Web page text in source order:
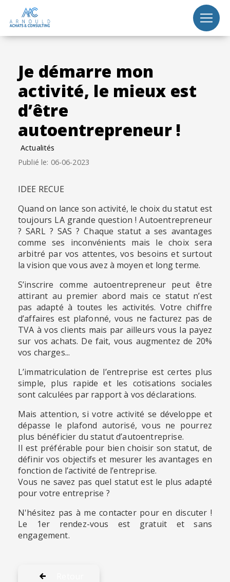
Je démarre mon
activité, le mieux est
d’être
autoentrepreneur !
Actualités
Publié le: 06-06-2023
IDEE RECUE
Quand on lance son activité, le choix du statut est
toujours LA grande question ! Autoentrepreneur
? SARL ? SAS ? Chaque statut a ses avantages
comme ses inconvénients mais le choix sera
arbitré par vos attentes, vos besoins et surtout
la vision que vous avez à moyen et long terme.
S’inscrire comme autoentrepreneur peut être
attirant au premier abord mais ce statut n’est
pas adapté à toutes les activités. Votre chiffre
d’affaires est plafonné, vous ne facturez pas de
TVA à vos clients mais par ailleurs vous la payez
sur vos achats. De fait, vous augmentez de 20%
vos charges...
L’immatriculation de l’entreprise est certes plus
simple, plus rapide et les cotisations sociales
sont calculées par rapport à vos déclarations.
Mais attention, si votre activité se développe et
dépasse le plafond autorisé, vous ne pourrez
plus bénéficier du statut d’autoentreprise.
Il est préférable pour bien choisir son statut, de
définir vos objectifs et mesurer les avantages en
fonction de l’activité de l’entreprise.
Vous ne savez pas quel statut est le plus adapté
pour votre entreprise ?
N'hésitez pas à me contacter pour en discuter !
Le 1er rendez-vous est gratuit et sans
engagement.
Panneau de gestion des cookies